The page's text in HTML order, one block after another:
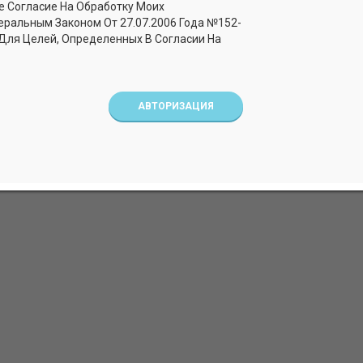
Рибана (95%
Бриджи для девочек. Рибана
Арт. БРЛГ_Фуксия
Согласие На Обработку Моих
Законом От 27.07.2006 Года №152-
Целей, Определенных В Согласии На
АВТОРИЗАЦИЯ